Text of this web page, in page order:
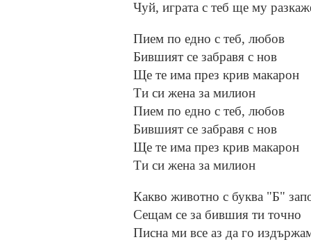
Чуй, играта с теб ще му
Пием по едно с теб, любов
Бившият се забравя с нов
Ще те има през крив макарон
Ти си жена за милион
Пием по едно с теб, любов
Бившият се забравя с нов
Ще те има през крив макарон
Ти си жена за милион
Какво животно с буква "Б"
Сещам се за бившия ти точно
Писна ми все аз да го